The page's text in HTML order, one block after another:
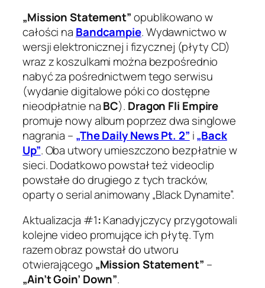
„Mission Statement”opublikowano w
całości na Bandcampie. Wydawnictwo w
wersji elektronicznej i fizycznej (płyty CD)
wraz z koszulkami można bezpośrednio
nabyć za pośrednictwem tego serwisu
(wydanie digitalowe póki co dostępne
nieodpłatnie naBC). Dragon Fli Empire
promuje nowy album poprzez dwa singlowe
nagrania – „The Daily News Pt. 2” i„Back
Up”. Oba utwory umieszczono bezpłatnie w
sieci. Dodatkowo powstał też videoclip
powstałe do drugiego z tych tracków,
oparty o serial animowany „Black Dynamite”.
Aktualizacja #1:Kanadyjczycy przygotowali
kolejne video promujące ich płytę. Tym
razem obraz powstał do utworu
otwierającego „Mission Statement” –
„Ain’t Goin’ Down”.